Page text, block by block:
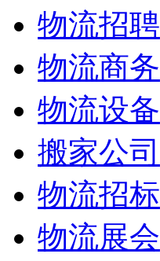
物流招聘
物流商务
物流设备
搬家公司
物流招标
物流展会